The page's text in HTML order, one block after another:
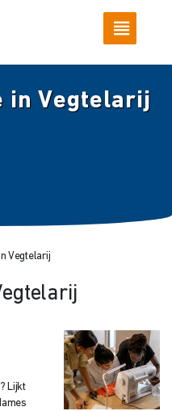
in Vegtelarij
Vegtelarij
Lijkt